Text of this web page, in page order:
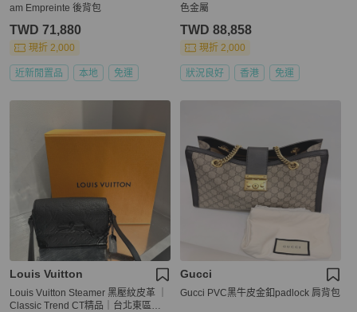
am Empreinte 後背包
TWD 71,880
現折 2,000
近新閒置品 本地 免運
色金屬
TWD 88,858
現折 2,000
狀況良好 香港 免運
Louis Vuitton
Louis Vuitton Steamer 黑壓紋皮革 ｜
Classic Trend CT精品｜台北東區實
Gucci
Gucci PVC黑牛皮金釦padlock 肩背包